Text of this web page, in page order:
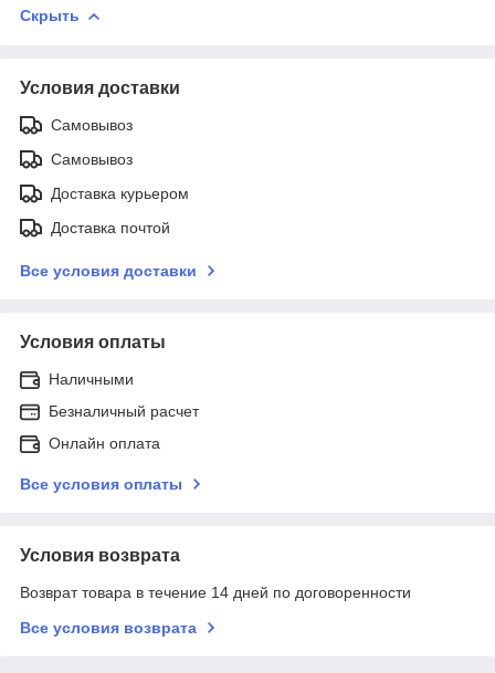
Скрыть
Условия доставки
Самовывоз
Самовывоз
Доставка курьером
Доставка почтой
Все условия доставки
Условия оплаты
Наличными
Безналичный расчет
Онлайн оплата
Все условия оплаты
Условия возврата
Возврат товара в течение 14 дней по договоренности
Все условия возврата